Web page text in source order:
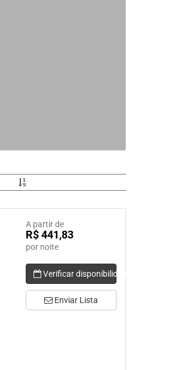
A partir de
R$ 441,83
por noite
Verificar disponibilidade
Enviar Lista